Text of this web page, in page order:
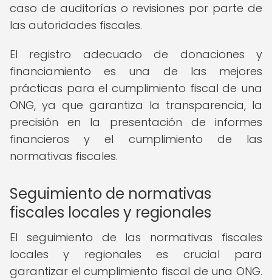
caso de auditorías o revisiones por parte de
las autoridades fiscales.
El registro adecuado de donaciones y
financiamiento es una de las mejores
prácticas para el cumplimiento fiscal de una
ONG, ya que garantiza la transparencia, la
precisión en la presentación de informes
financieros y el cumplimiento de las
normativas fiscales.
Seguimiento de normativas
fiscales locales y regionales
El seguimiento de las normativas fiscales
locales y regionales es crucial para
garantizar el cumplimiento fiscal de una ONG.